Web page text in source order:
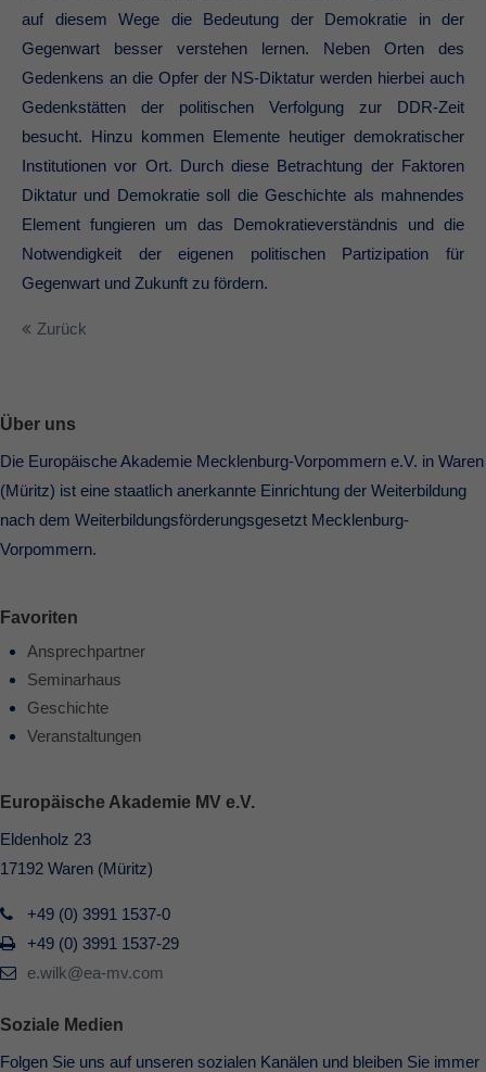
auf diesem Wege die Bedeutung der Demokratie in der
Gegenwart besser verstehen lernen. Neben Orten des
Gedenkens an die Opfer der NS-Diktatur werden hierbei auch
Gedenkstätten der politischen Verfolgung zur DDR-Zeit
besucht. Hinzu kommen Elemente heutiger demokratischer
Institutionen vor Ort. Durch diese Betrachtung der Faktoren
Diktatur und Demokratie soll die Geschichte als mahnendes
Element fungieren um das Demokratieverständnis und die
Notwendigkeit der eigenen politischen Partizipation für
Gegenwart und Zukunft zu fördern.
Zurück
Über uns
Die Europäische Akademie Mecklenburg-Vorpommern e.V. in Waren
(Müritz) ist eine staatlich anerkannte Einrichtung der Weiterbildung
nach dem Weiterbildungsförderungsgesetzt Mecklenburg-
Vorpommern.
Favoriten
Ansprechpartner
Seminarhaus
Geschichte
Veranstaltungen
Europäische Akademie MV e.V.
Eldenholz 23
17192 Waren (Müritz)
+49 (0) 3991 1537-0
+49 (0) 3991 1537-29
e.wilk@ea-mv.com
Soziale Medien
Folgen Sie uns auf unseren sozialen Kanälen und bleiben Sie immer